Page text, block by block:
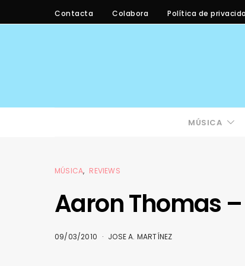
Contacta Colabora Política de
MÚSICA
MÚSICA REVIEWS
Aaron Thomas
09/03/2010 JOSE A. MARTÍNEZ